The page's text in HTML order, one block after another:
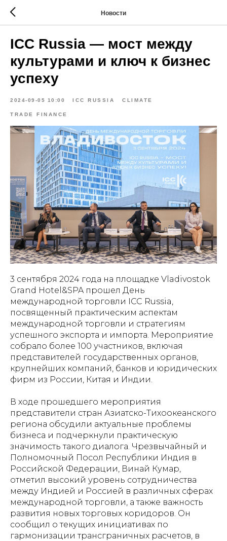
Новости
ICC Russia — мост между
культурами и ключ к бизнес
успеху
2024-09-05 10:00 ICC RUSSIA CLIMATE
TRADE FINANCE
3 сентября 2024 года на площадке Vladivostok
Grand Hotel&SPA прошел День
международной торговли ICC Russia,
посвященный практическим аспектам
международной торговли и стратегиям
успешного экспорта и импорта. Мероприятие
собрало более 100 участников, включая
представителей государственных органов,
крупнейших компаний, банков и юридических
фирм из России, Китая и Индии.
В ходе прошедшего мероприятия
представители стран Азиатско-Тихоокеанского
региона обсудили актуальные проблемы
бизнеса и подчеркнули практическую
значимость такого диалога. Чрезвычайный и
Полномочный Посол Республики Индия в
Российской Федерации, Винай Кумар,
отметил высокий уровень сотрудничества
между Индией и Россией в различных сферах
международной торговли, а также важность
развития новых торговых коридоров. Он
сообщил о текущих инициативах по
гармонизации трансграничных расчетов, в